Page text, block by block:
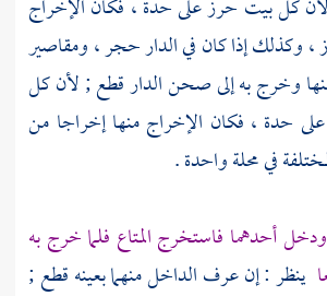
كل بيت حرز على حدة ، فكان الإخراج
، وكذلك إذا كان في الدار حجر ، ومقاصير
وخرج به إلى صحن الدار قطع ; لأن كل
حدة ، فكان الإخراج منها إخراجا من
في محلة واحدة .
أحدهما فاستخرج المتاع فلما خرج به
ينظر : إن عرف الداخل منهما بعينه قطع ;